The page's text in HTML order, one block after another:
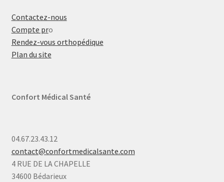
Contactez-nous
Compte pro
Rendez-vous orthopédique
Plan du site
Confort Médical Santé
04.67.23.43.12
contact@confortmedicalsante.com
4 RUE DE LA CHAPELLE
34600 Bédarieux